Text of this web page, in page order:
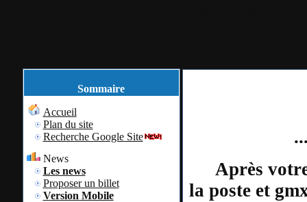
Sommaire
Accueil
Plan du site
Recherche Google Site
News
Les news
Proposer un billet
Version Mobile
Après
la poste et